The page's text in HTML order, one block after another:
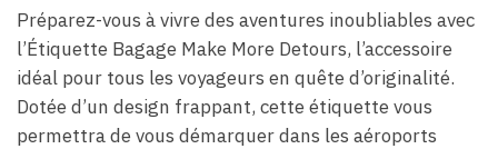
Préparez-vous à vivre des aventures inoubliables avec
l’Étiquette Bagage Make More Detours, l’accessoire
idéal pour tous les voyageurs en quête d’originalité.
Dotée d’un design frappant, cette étiquette vous
permettra de vous démarquer dans les aéroports